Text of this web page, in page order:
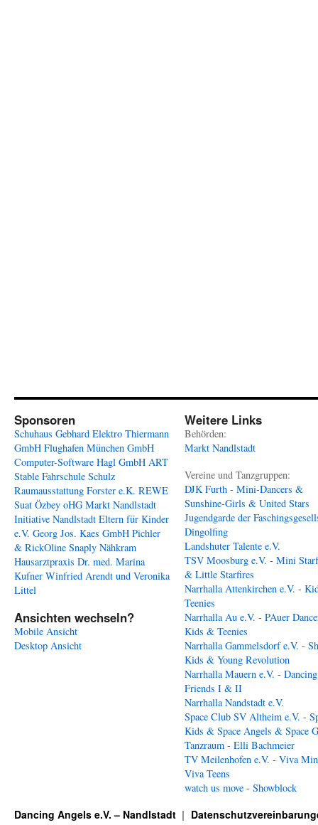
Sponsoren
Schuhaus Gebhard Elektro Thiermann
GmbH Flughafen München GmbH
Computer-Software Hagl GmbH ART
Stable Fahrschule Schulz
Raumausstattung Forster e.K. REWE
Suat Özbey oHG Markt Nandlstadt
Initiative Nandlstadt Eltern für Kinder
e.V. Georg Jos. Kaes GmbH Pichler
& RickOline Snaply Nähkram
Hausarztpraxis Dr. med. Marina
Kufner Winfried Arendt und Veronika
Littel
Ansichten wechseln?
Mobile Ansicht
Desktop Ansicht
Weitere Links
Behörden:
Markt Nandlstadt
Vereine und Tanzgruppen:
DJK Furth - Mini-Dancers &
Sunshine-Girls & United Stars
Jugendgarde der
Dingolfing
Landshuter Talente e.V.
TSV Moosburg e.V. - Mini
& Little Starfires
Narrhalla Attenkirchen e.V. -
Teenies
Narrhalla Au e.V. - PAuer
Kids & Teenies
Narrhalla Gammelsdorf e.V. -
Kids & Young Revolution
Narrhalla Mauern e.V. - Dancing
Friends I & II
Narrhalla Nandstadt e.V.
Space Club SV Altheim e.V. -
Kids & Space Angels & Space
Tanzraum - Elli Bachmeier
TV Meilenhofen e.V. - Viva
Viva Teens
watch us move - Showblock
Dancing Angels e.V. – Nandlstadt